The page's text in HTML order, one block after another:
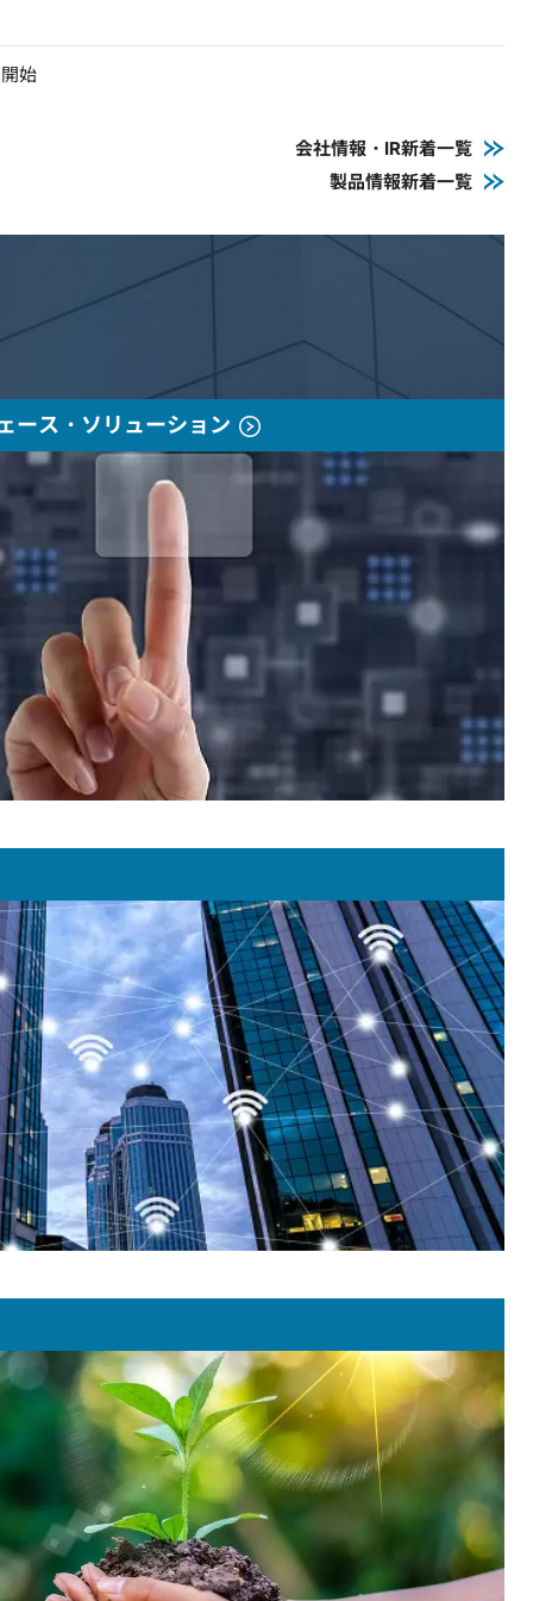
始
会社情報・IR新着一覧
製品情報新着一覧
ース・ソリューション